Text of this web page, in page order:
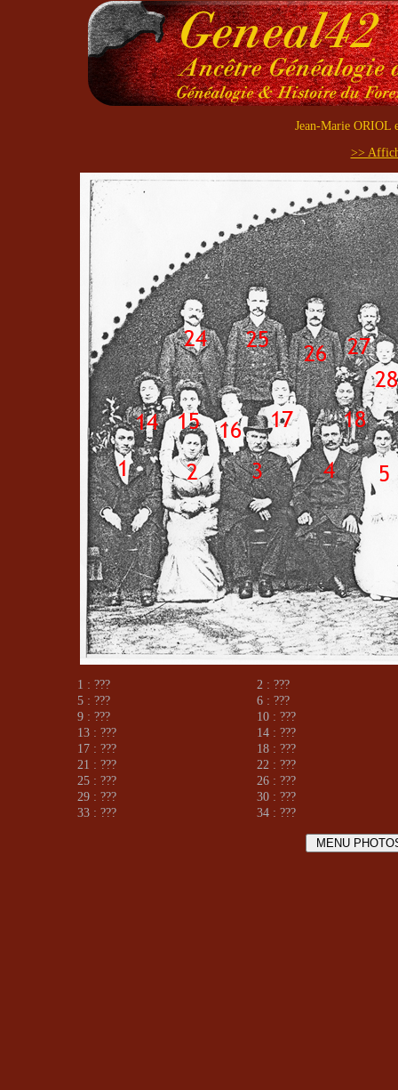
Jean-Marie ORIOL
>>
1 : ???
2 : ???
5 : ???
6 : ???
9 : ???
10 : ???
13 : ???
14 : ???
17 : ???
18 : ???
21 : ???
22 : ???
25 : ???
26 : ???
29 : ???
30 : ???
33 : ???
34 : ???